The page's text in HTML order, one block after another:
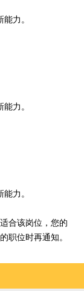
力。
力。
力。
合该岗位，您的
职位时再通知。